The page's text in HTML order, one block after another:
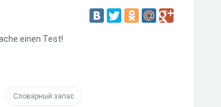
einen Test!
Словарный запас